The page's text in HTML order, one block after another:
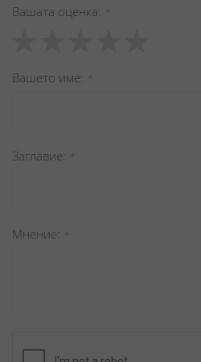
Вашата оценка
star
stars
stars
stars
stars
Вашето име
Заглавиe
Мнение